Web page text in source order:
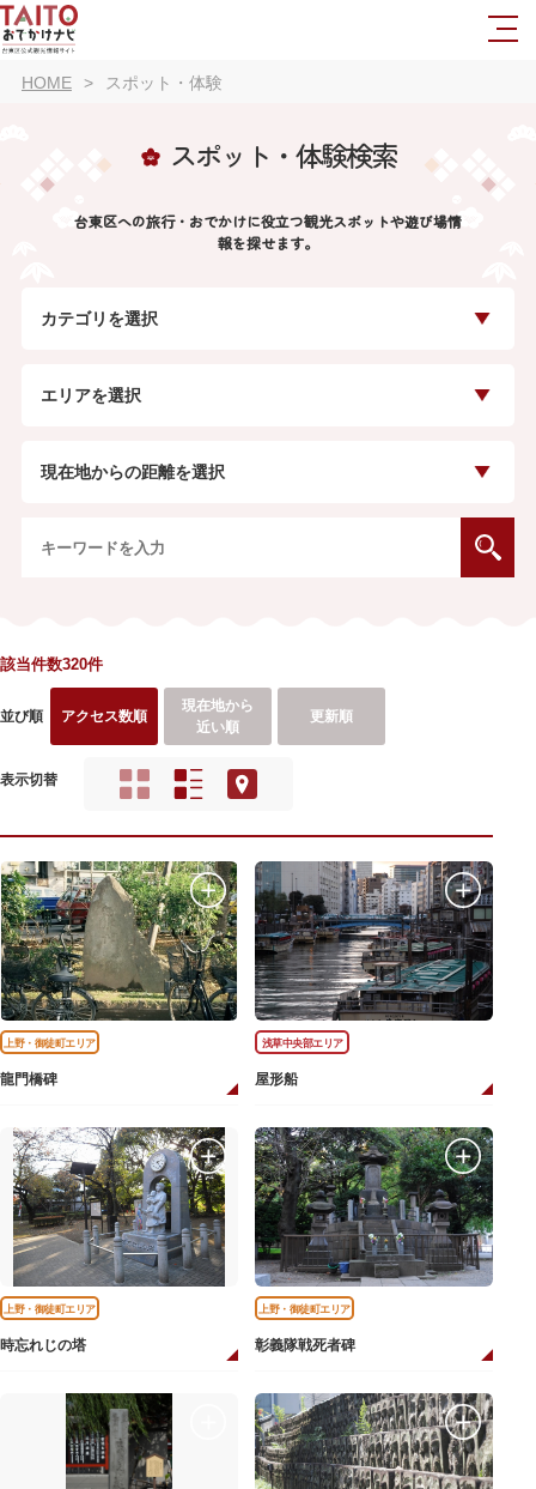
HOME スポット・体験
スポット・体験検索
台東区への旅行・おでかけに役立つ観光スポットや遊び場情
報を探せます。
カテゴリを選択
エリアを選択
現在地からの距離を選択
該当件数320件
並び順 アクセス数順
現在地から
近い順
更新順
表示切替
上野・御徒町エリア
龍門橋碑
浅草中央部エリア
屋形船
上野・御徒町エリア
時忘れじの塔
上野・御徒町エリア
彰義隊戦死者碑